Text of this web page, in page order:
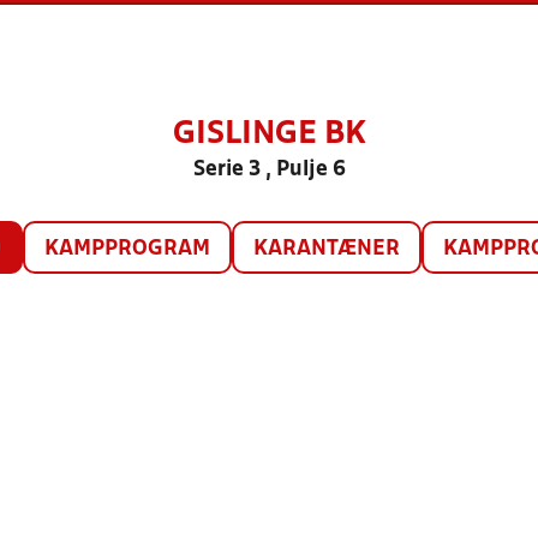
GISLINGE BK
Serie 3 , Pulje 6
KAMPPROGRAM KARANTÆNER